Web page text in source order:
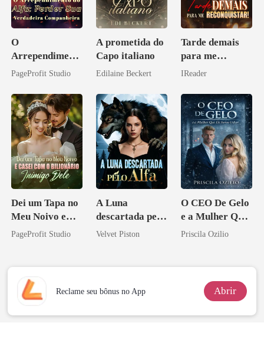
O
Arrependiment
o do Alfa:
Verdadeira
Companheira
PageProfit Studio
A prometida do
Capo italiano
Edilaine Beckert
Tarde demais
para me
reconquistar!
IReader
Dei um Tapa no
Meu Noivo e
Casei com o
PageProfit Studio
A Luna
descartada pelo
Alfa
Velvet Piston
O CEO De Gelo
e a Mulher Que
Ele Jurou Odiar
Priscila Ozilio
Reclame seu bônus no App Abrir